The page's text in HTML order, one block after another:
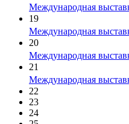
Международная
19
Международная
20
Международная
21
Международная
22
23
24